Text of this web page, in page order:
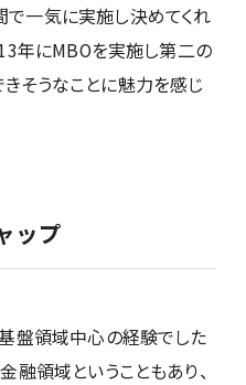
一気に実施し決めてくれ
年にMBOを実施し第二の
そうなことに魅力を感じ
ップ
盤領域中心の経験でした
融領域ということもあり、